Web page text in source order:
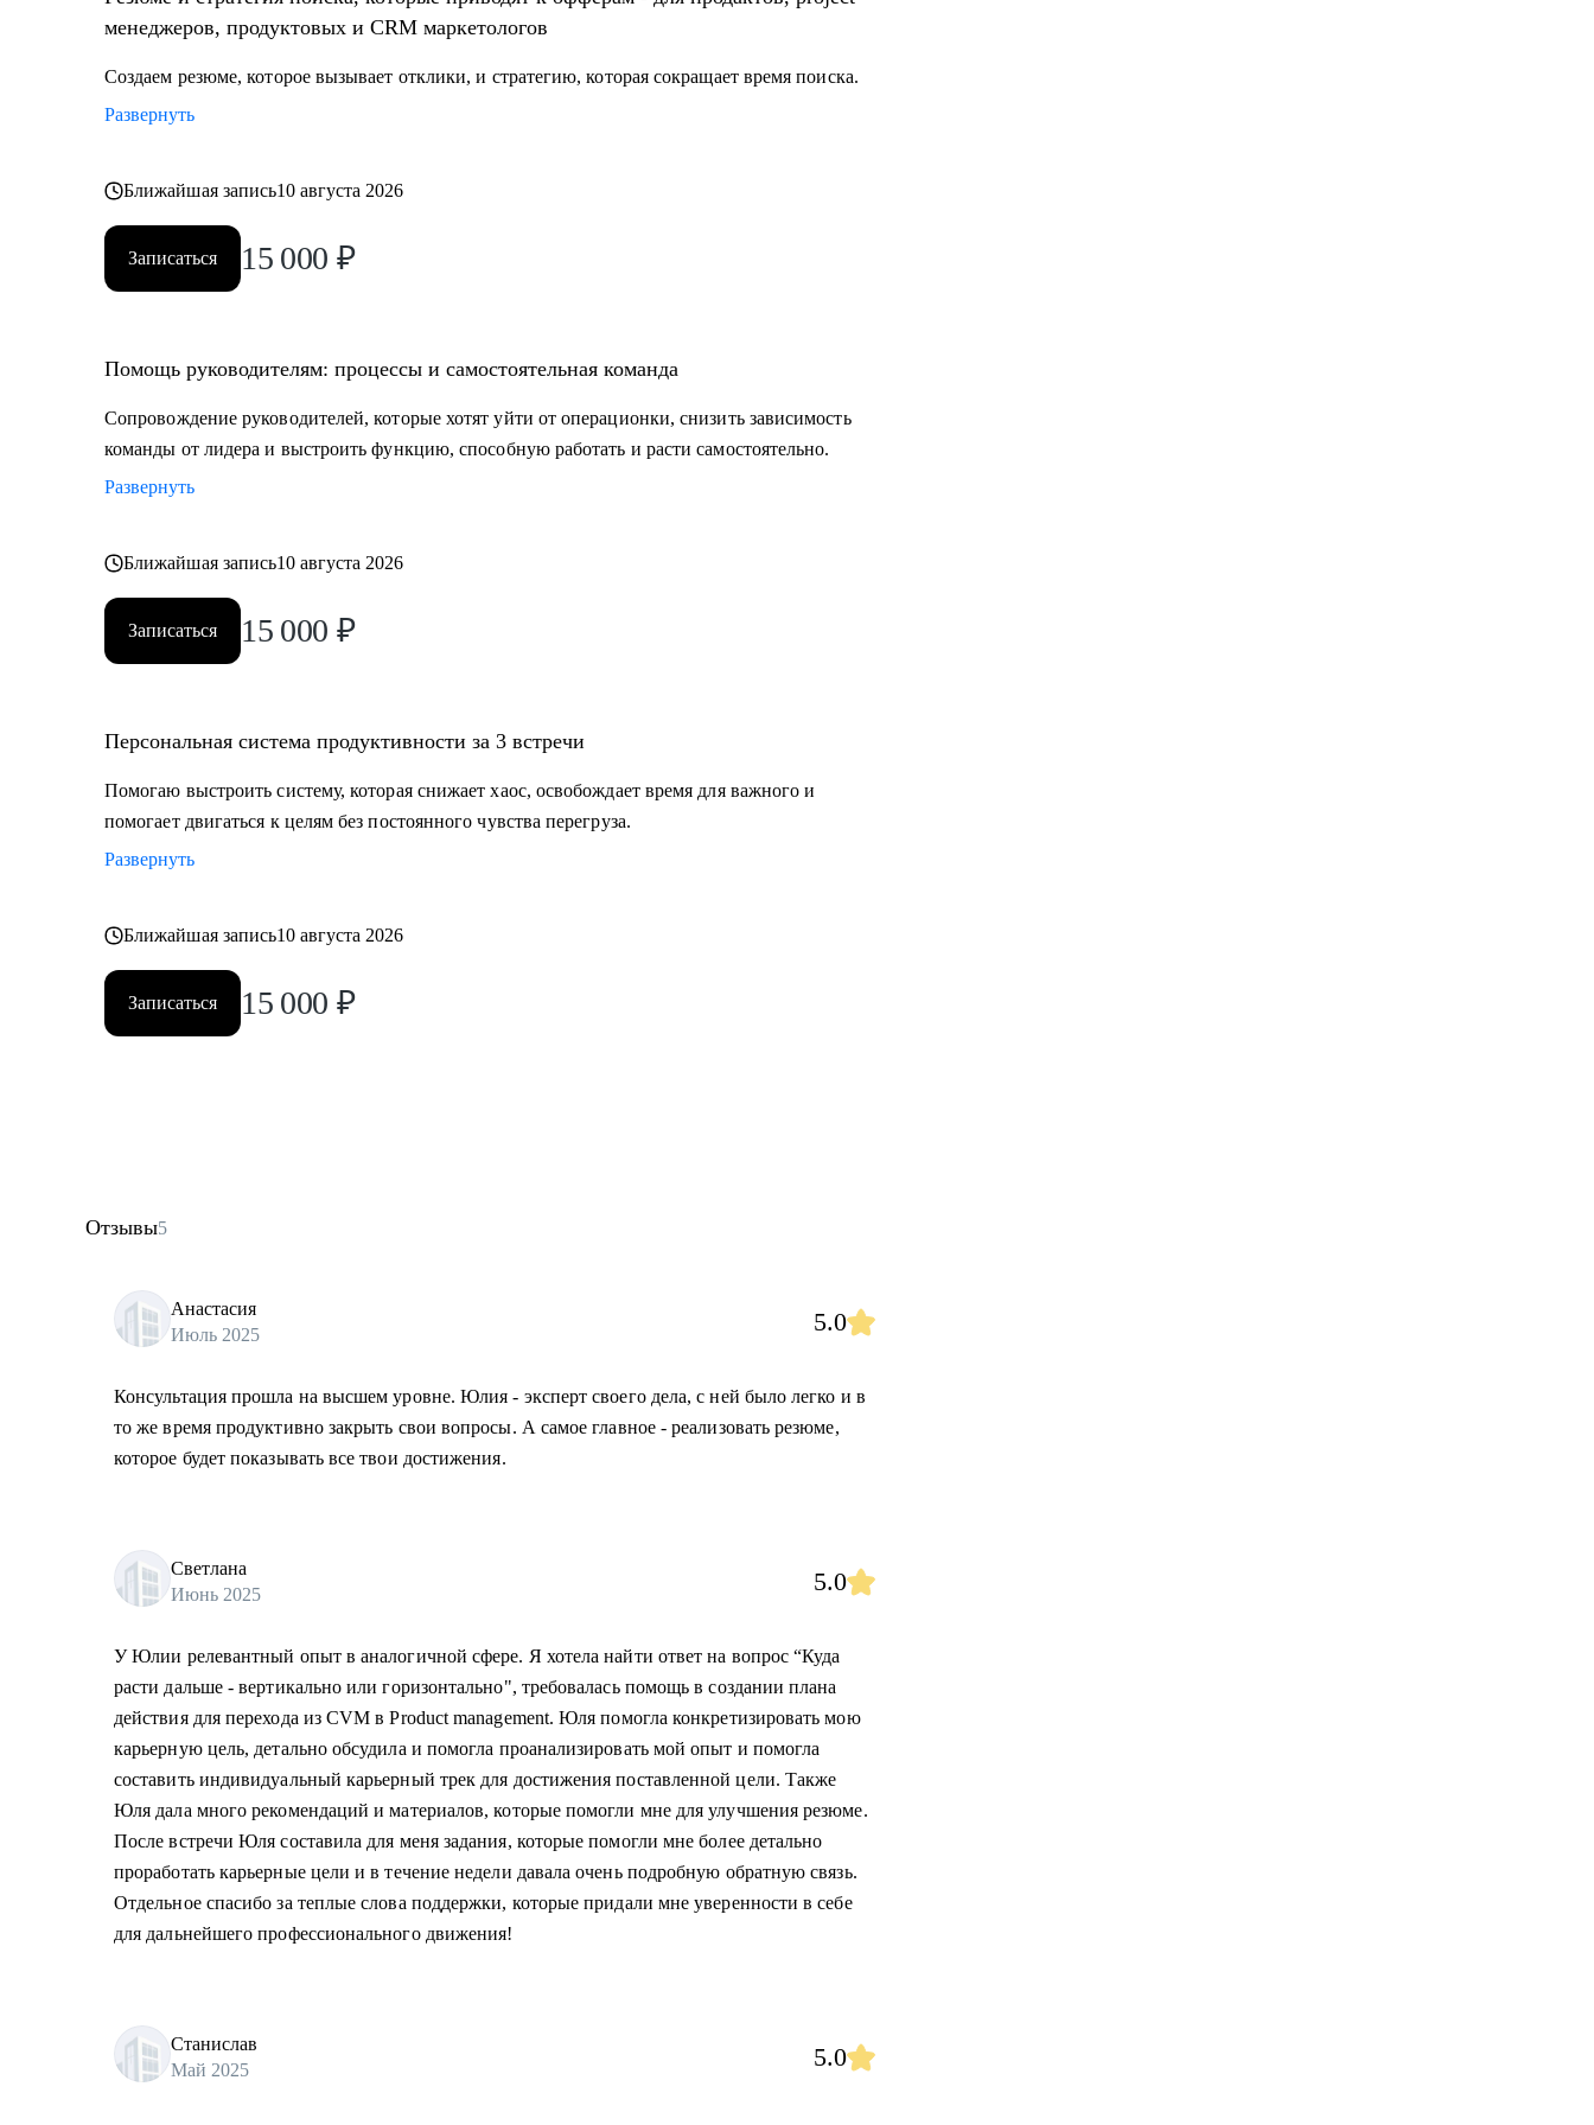
менеджеров, продуктовых и CRM маркетологов
Создаем резюме, которое вызывает отклики, и стратегию, которая сокращает время поиска.
Развернуть
Ближайшая запись10 августа 2026
Записаться 15 000 ₽
Помощь руководителям: процессы и самостоятельная команда
Сопровождение руководителей, которые хотят уйти от операционки, снизить зависимость
команды от лидера и выстроить функцию, способную работать и расти самостоятельно.
Развернуть
Ближайшая запись10 августа 2026
Записаться 15 000 ₽
Персональная система продуктивности за 3 встречи
Помогаю выстроить систему, которая снижает хаос, освобождает время для важного и
помогает двигаться к целям без постоянного чувства перегруза.
Развернуть
Ближайшая запись10 августа 2026
Записаться 15 000 ₽
Отзывы5
Анастасия
Июль 2025
5.0
Консультация прошла на высшем уровне. Юлия - эксперт своего дела, с ней было легко и в
то же время продуктивно закрыть свои вопросы. А самое главное - реализовать резюме,
которое будет показывать все твои достижения.
Светлана
Июнь 2025
5.0
У Юлии релевантный опыт в аналогичной сфере. Я хотела найти ответ на вопрос “Куда
расти дальше - вертикально или горизонтально", требовалась помощь в создании плана
действия для перехода из CVM в Product management. Юля помогла конкретизировать мою
карьерную цель, детально обсудила и помогла проанализировать мой опыт и помогла
составить индивидуальный карьерный трек для достижения поставленной цели. Также
Юля дала много рекомендаций и материалов, которые помогли мне для улучшения резюме.
После встречи Юля составила для меня задания, которые помогли мне более детально
проработать карьерные цели и в течение недели давала очень подробную обратную связь.
Отдельное спасибо за теплые слова поддержки, которые придали мне уверенности в себе
для дальнейшего профессионального движения!
Станислав
Май 2025
5.0